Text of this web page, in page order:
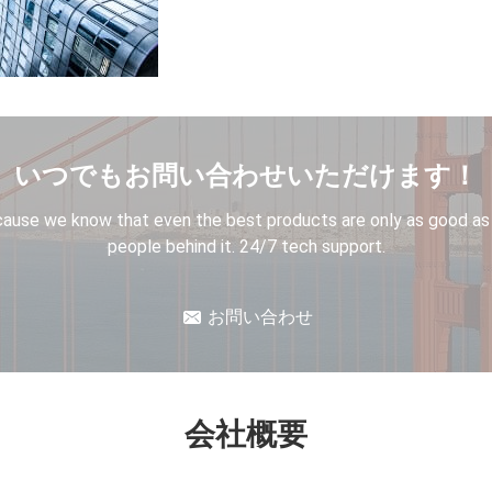
いつでもお問い合わせいただけます！
we know that even the best products are only as good
people behind it. 24/7 tech support.
お問い合わせ
会社概要